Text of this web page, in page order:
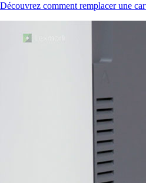
Découvrez comment remplacer une